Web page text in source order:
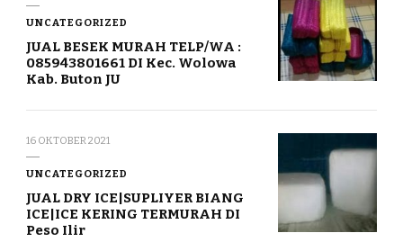
UNCATEGORIZED
JUAL BESEK MURAH TELP/WA :
085943801661 DI Kec. Wolowa
Kab. Buton JU
16 OKTOBER 2021
UNCATEGORIZED
JUAL DRY ICE|SUPLIYER BIANG
ICE|ICE KERING TERMURAH DI
Peso Ilir